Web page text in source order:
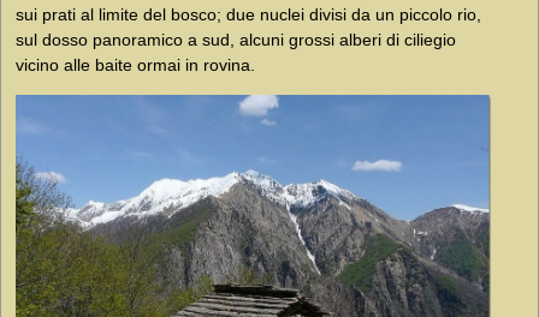
sui prati al limite del bosco; due nuclei divisi da un piccolo rio,
sul dosso panoramico a sud, alcuni grossi alberi di ciliegio
vicino alle baite ormai in rovina.